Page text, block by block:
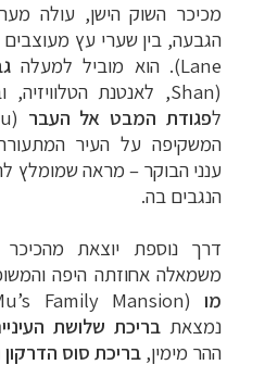
מכיכר השוק הישן, עולה
הגבעה, בין שערי עץ
Lane) . הוא מוביל למעלה
Shan), לאנטנת
לפגודת המבט אל העבר
המשקיפה על העיר
ענני הבוקר– מראה שמומלץ
הנגבים בה.
דרך נוספת יוצאת
משמאלה אחוזתה היפה
מו(
Family Mansion
נמצאתבריכת שלושת
ההר מימין, בריכת סוס הדרקון